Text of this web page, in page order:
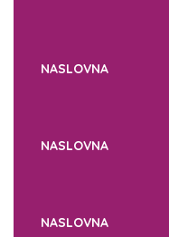
NASLOVNA
NASLOVNA
NASLOVNA